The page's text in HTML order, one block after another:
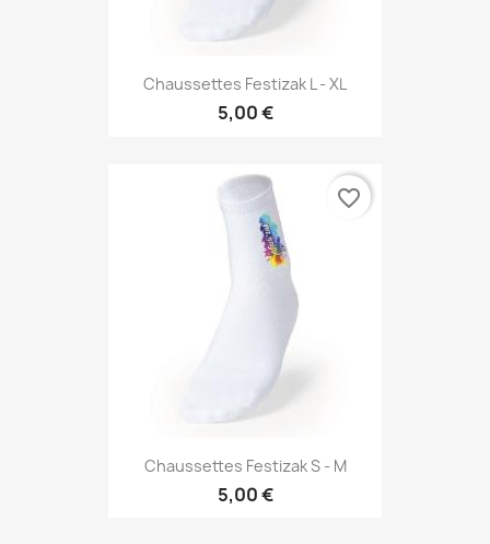
Chaussettes Festizak L - XL
5,00 €
Chaussettes Festizak S - M
5,00 €
favorite_border